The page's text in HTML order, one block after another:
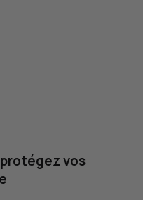
vos